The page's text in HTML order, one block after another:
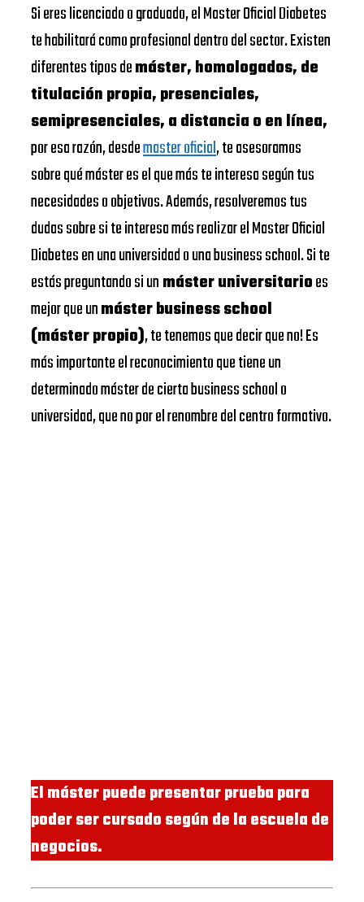
Si eres licenciado o graduado, el Master Oficial Diabetes
te habilitará como profesional dentro del sector. Existen
diferentes tipos demáster, homologados, de
titulación propia, presenciales,
semipresenciales, a distancia o en línea,
por esa razón, desdemaster oficial, te asesoramos
sobre qué máster es el que más te interesa según tus
necesidades o objetivos. Además, resolveremos tus
dudas sobre si te interesa más realizar el Master Oficial
Diabetes en una universidad o una business school. Si te
estás preguntando si unmáster universitarioes
mejor que unmáster business school
(máster propio), te tenemos que decir que no! Es
más importante el reconocimiento que tiene un
determinado máster de cierta business school o
universidad, que no por el renombre del centro formativo.
El máster puede presentar prueba para
poder ser cursado según de la escuela de
negocios.